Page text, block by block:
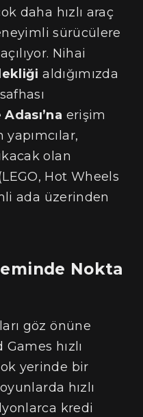
daha hızlı araç
sürücülere
Nihai
aldığımızda
erişim
olan
Hot Wheels
ada üzerinden
Nokta
göz önüne
hızlı
yerinde bir
hızlı
kredi